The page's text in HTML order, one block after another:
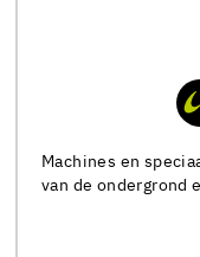
de voorbereiding
soorten bedekking